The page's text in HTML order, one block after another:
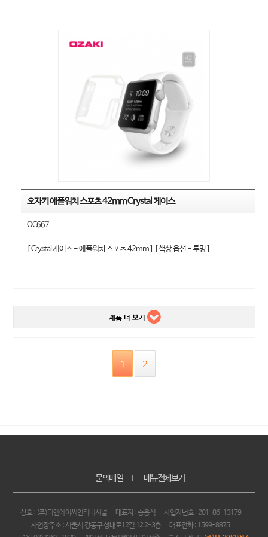
오자키 애플워치 스포츠 42mm Crystal 케이스
OC667
[ Crystal 케이스 - 애플워치 스포츠 42mm ] [ 색상 옵션 - 투명 ]
제품 더 보기
1 2
문의메일 메뉴전체보기
상호 : (주)디엠에이씨인터내셔널 대표자 : 송응석
사업자번호 : 201-86-13179
사업장주소 : 서울시 강동구 성내로12길 12 2-3층
대표전화 : 1599-8875